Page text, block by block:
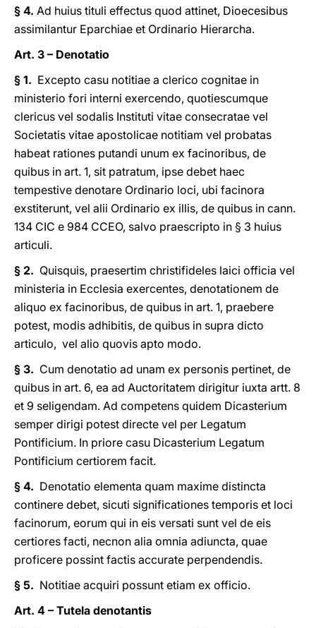
§ 4. Ad huius tituli effectus quod attinet, Dioecesibus
assimilantur Eparchiae et Ordinario Hierarcha.
Art. 3 – Denotatio
§ 1. Excepto casu notitiae a clerico cognitae in
ministerio fori interni exercendo, quotiescumque
clericus vel sodalis Instituti vitae consecratae vel
Societatis vitae apostolicae notitiam vel probatas
habeat rationes putandi unum ex facinoribus, de
quibus in art. 1, sit patratum, ipse debet haec
tempestive denotare Ordinario loci, ubi facinora
exstiterunt, vel alii Ordinario ex illis, de quibus in cann.
134 CIC e 984 CCEO, salvo praescripto in § 3 huius
articuli.
§ 2. Quisquis, praesertim christifideles laici officia vel
ministeria in Ecclesia exercentes, denotationem de
aliquo ex facinoribus, de quibus in art. 1, praebere
potest, modis adhibitis, de quibus in supra dicto
articulo, vel alio quovis apto modo.
§ 3. Cum denotatio ad unam ex personis pertinet, de
quibus in art. 6, ea ad Auctoritatem dirigitur iuxta artt. 8
et 9 seligendam. Ad competens quidem Dicasterium
semper dirigi potest directe vel per Legatum
Pontificium. In priore casu Dicasterium Legatum
Pontificium certiorem facit.
§ 4. Denotatio elementa quam maxime distincta
continere debet, sicuti significationes temporis et loci
facinorum, eorum qui in eis versati sunt vel de eis
certiores facti, necnon alia omnia adiuncta, quae
proficere possint factis accurate perpendendis.
§ 5. Notitiae acquiri possunt etiam ex officio.
Art. 4 – Tutela denotantis